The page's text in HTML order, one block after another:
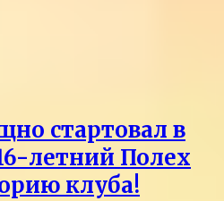
стартовал в
летний Полех
клуба!